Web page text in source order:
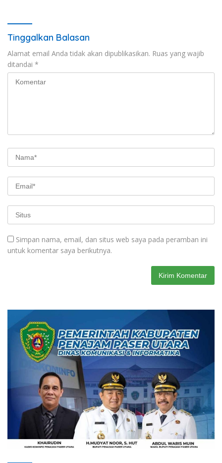
Tinggalkan Balasan
Alamat email Anda tidak akan dipublikasikan. Ruas yang wajib
ditandai *
Simpan nama, email, dan situs web saya pada peramban ini
untuk komentar saya berikutnya.